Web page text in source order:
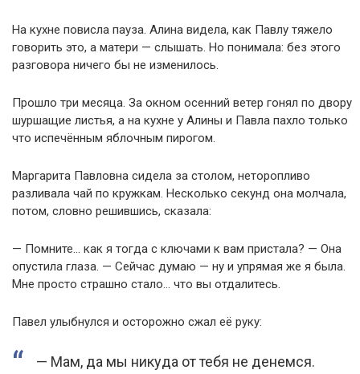
На кухне повисла пауза. Алина видела, как Павлу тяжело
говорить это, а матери — слышать. Но понимала: без этого
разговора ничего бы не изменилось.
Прошло три месяца. За окном осенний ветер гонял по двору
шуршащие листья, а на кухне у Алины и Павла пахло только
что испечённым яблочным пирогом.
Маргарита Павловна сидела за столом, неторопливо
разливала чай по кружкам. Несколько секунд она молчала,
потом, словно решившись, сказала:
— Помните… как я тогда с ключами к вам пристала? — Она
опустила глаза. — Сейчас думаю — ну и упрямая же я была.
Мне просто страшно стало… что вы отдалитесь.
Павел улыбнулся и осторожно сжал её руку:
— Мам, да мы никуда от тебя не денемся.